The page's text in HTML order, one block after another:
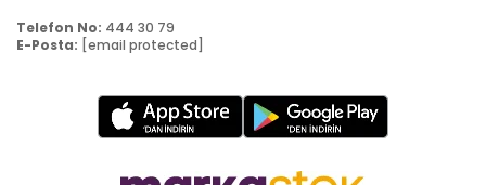
Telefon No: 444 30 79
E-Posta: [email protected]